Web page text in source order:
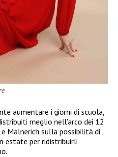
aumentare i giorni di scuola,
meglio nell’arco dei 12
Malnerich sulla possibilità di
estate per ridistribuirli